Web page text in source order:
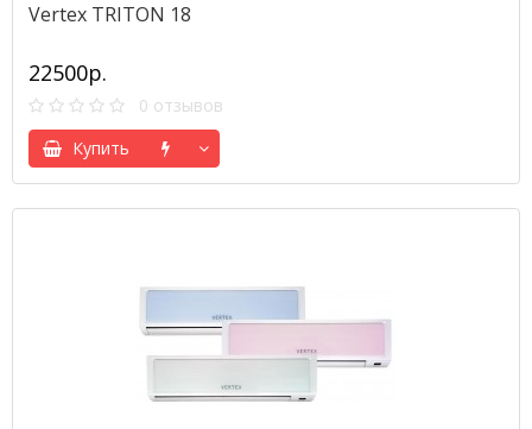
Vertex TRITON 18
22500р.
0 отзывов
Купить